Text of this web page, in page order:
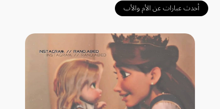
أحدث عبارات عن الأم والأب